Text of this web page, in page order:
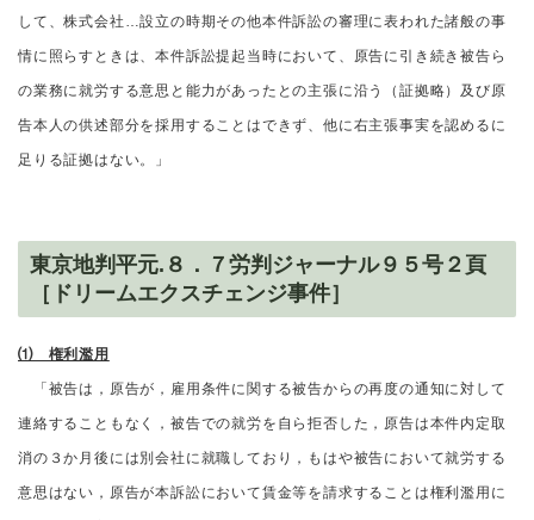
して、株式会社…設立の時期その他本件訴訟の審理に表われた諸般の事
情に照らすときは、本件訴訟提起当時において、原告に引き続き被告ら
の業務に就労する意思と能力があったとの主張に沿う（証拠略）及び原
告本人の供述部分を採用することはできず、他に右主張事実を認めるに
足りる証拠はない。」
東京地判平元.８．７労判ジャーナル９５号２頁
［ドリームエクスチェンジ事件］
⑴ 権利濫用
「被告は，原告が，雇用条件に関する被告からの再度の通知に対して
連絡することもなく，被告での就労を自ら拒否した，原告は本件内定取
消の３か月後には別会社に就職しており，もはや被告において就労する
意思はない，原告が本訴訟において賃金等を請求することは権利濫用に